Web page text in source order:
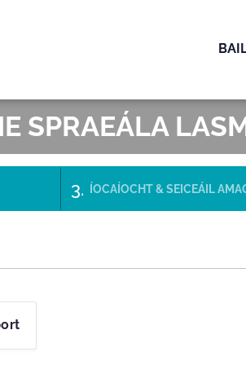
SPRAEÁLA
ÍOCAÍOCHT & SEICEÁIL